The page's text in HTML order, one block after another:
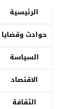
الرئيسية
حوادث وقضايا
السياسة
الاقتصاد
الثقافة